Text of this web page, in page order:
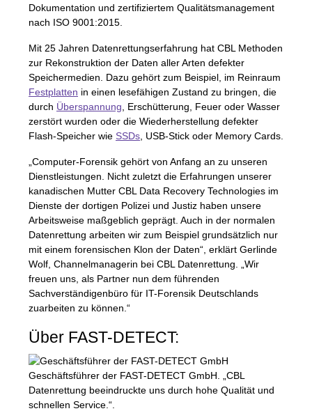
Dokumentation und zertifiziertem Qualitätsmanagement
nach ISO 9001:2015.
Mit 25 Jahren Datenrettungserfahrung hat CBL Methoden
zur Rekonstruktion der Daten aller Arten defekter
Speichermedien. Dazu gehört zum Beispiel, im Reinraum
Festplatten in einen lesefähigen Zustand zu bringen, die
durch Überspannung , Erschütterung, Feuer oder Wasser
zerstört wurden oder die Wiederherstellung defekter
Flash-Speicher wie SSDs USB-Stick oder Memory Cards.
„Computer-Forensik gehört von Anfang an zu unseren
Dienstleistungen. Nicht zuletzt die Erfahrungen unserer
kanadischen Mutter CBL Data Recovery Technologies im
Dienste der dortigen Polizei und Justiz haben unsere
Arbeitsweise maßgeblich geprägt. Auch in der normalen
Datenrettung arbeiten wir zum Beispiel grundsätzlich nur
mit einem forensischen Klon der Daten“, erklärt Gerlinde
Wolf, Channelmanagerin bei CBL Datenrettung. „Wir
freuen uns, als Partner nun dem führenden
Sachverständigenbüro für IT-Forensik Deutschlands
zuarbeiten zu können.“
Über FAST-DETECT:
Geschäftsführer der FAST-DETECT GmbH. „CBL
Datenrettung beeindruckte uns durch hohe Qualität und
schnellen Service.“.